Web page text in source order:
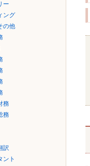
ー
ング
の他
務
務
訳
ント